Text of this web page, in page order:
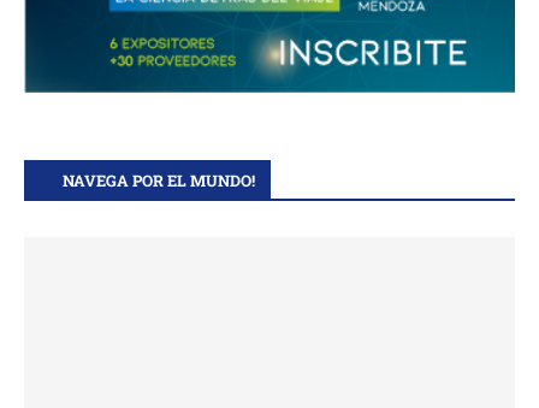
NAVEGA POR EL MUNDO!